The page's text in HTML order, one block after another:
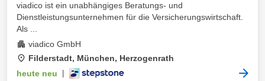
viadico ist ein unabhängiges Beratungs- und
Dienstleistungsunternehmen für die Versicherungswirtschaft.
Als ...
viadico GmbH
Filderstadt, München, Herzogenrath
heute neu